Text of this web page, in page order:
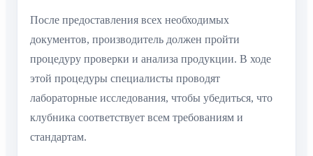
После предоставления всех необходимых
документов, производитель должен пройти
процедуру проверки и анализа продукции. В ходе
этой процедуры специалисты проводят
лабораторные исследования, чтобы убедиться, что
клубника соответствует всем требованиям и
стандартам.